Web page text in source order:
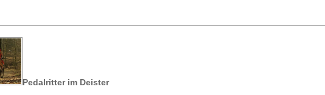
Pedalritter im Deister